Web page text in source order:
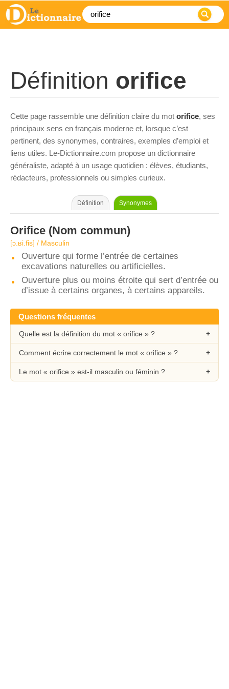
Définition orifice
Cette page rassemble une définition claire du mot orifice, ses
principaux sens en français moderne et, lorsque c’est
pertinent, des synonymes, contraires, exemples d’emploi et
liens utiles. Le-Dictionnaire.com propose un dictionnaire
généraliste, adapté à un usage quotidien : élèves, étudiants,
rédacteurs, professionnels ou simples curieux.
Définition Synonymes
Orifice (Nom commun)
[ɔ.ʁi.fis] / Masculin
Ouverture qui forme l’entrée de certaines
excavations naturelles ou artificielles.
Ouverture plus ou moins étroite qui sert d’entrée ou
d’issue à certains organes, à certains appareils.
Questions fréquentes
Quelle est la définition du mot « orifice » ?
Comment écrire correctement le mot « orifice » ?
Le mot « orifice » est-il masculin ou féminin ?